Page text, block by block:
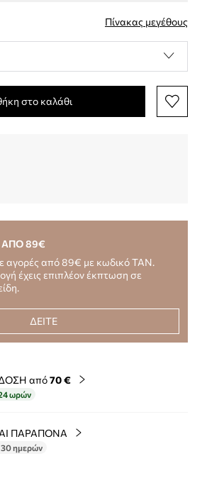
Πίνακας μεγέθους
στο καλάθι
ΑΠΟ 89€
αγορές από 89€ με κωδικό TAN.
έχεις επιπλέον έκπτωση σε
ΔΕΙΤΕ
από70 €
ωρών
ΠΑΡΑΠΟΝΑ
30 ημερών